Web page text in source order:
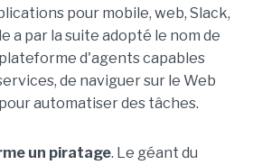
pour mobile, web, Slack,
a par la suite adopté le nom de
d'agents capables
de naviguer sur le Web
automatiser des tâches.
un piratage. Le géant du